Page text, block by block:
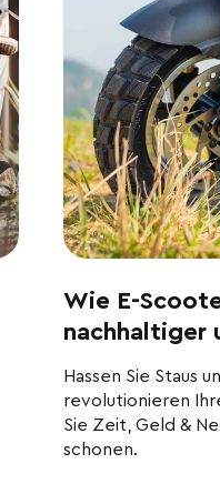
Wie E-
nachhaltiger
Hassen Sie Staus
revolutionieren
Sie Zeit, Geld &
schonen.